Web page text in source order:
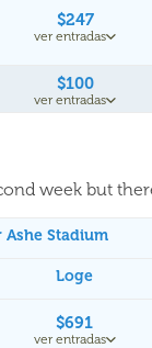
$247
ver entradas
$100
ver entradas
week but
Ashe Stadium
Loge
$691
ver entradas